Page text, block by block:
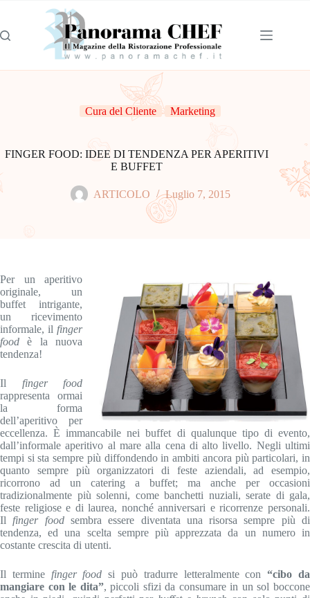
Cura del Cliente Marketing
FINGER FOOD: IDEE DI TENDENZA PER APERITIVI
E BUFFET
ARTICOLO Luglio 7, 2015
Per un aperitivo
originale, un
buffet intrigante,
un ricevimento
informale, il finger
food è la nuova
tendenza!
Il finger food
rappresenta ormai
la forma
dell’aperitivo per
eccellenza. È immancabile nei buffet di qualunque tipo di evento,
dall’informale aperitivo al mare alla cena di alto livello. Negli ultimi
tempi si sta sempre più diffondendo in ambiti ancora più particolari, in
quanto sempre più organizzatori di feste aziendali, ad esempio,
ricorrono ad un catering a buffet; ma anche per occasioni
tradizionalmente più solenni, come banchetti nuziali, serate di gala,
feste religiose e di laurea, nonché anniversari e ricorrenze personali.
Il finger foodsembra essere diventata una risorsa sempre più di
tendenza, ed una scelta sempre più apprezzata da un numero in
costante crescita di utenti.
Il terminefinger foodsi può tradurre letteralmente con“cibo da
mangiare con le dita”, piccoli sfizi da consumare in un sol boccone